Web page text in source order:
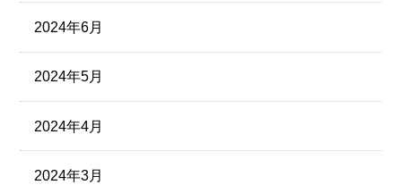
2024年6月
2024年5月
2024年4月
2024年3月